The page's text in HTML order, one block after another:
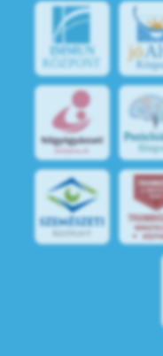
IMMUN
KÖZPONT
jó